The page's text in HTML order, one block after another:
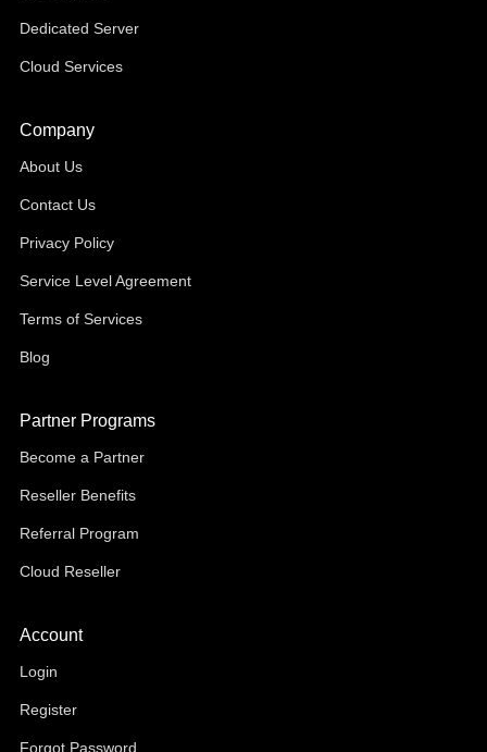
Dedicated Server
Cloud Services
Company
About Us
Contact Us
Privacy Policy
Service Level Agreement
Terms of Services
Blog
Partner Programs
Become a Partner
Reseller Benefits
Referral Program
Cloud Reseller
Account
Login
Register
Forgot Password